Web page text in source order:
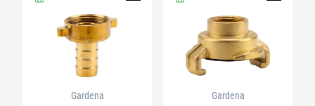
Gardena Gardena